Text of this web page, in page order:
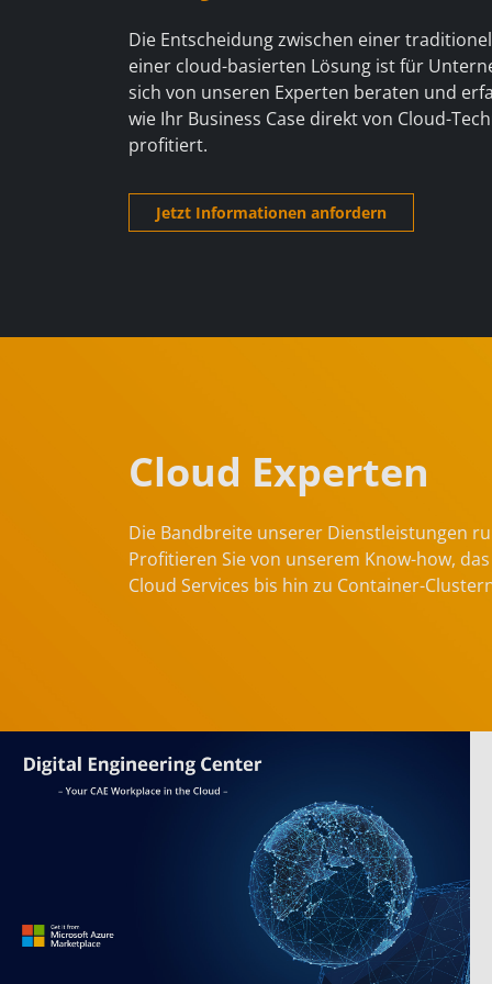
Die Entscheidung zwischen einer
einer cloud-basierten Lösung ist für
sich von unseren Experten beraten und
wie Ihr Business Case direkt von Cloud-
profitiert.
Jetzt Informationen anfordern
Cloud Experten
Die Bandbreite unserer Dienstleistungen
Profitieren Sie von unserem Know-how,
Cloud Services bis hin zu Container-